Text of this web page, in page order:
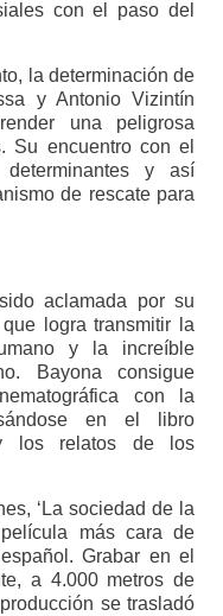
con el paso del
la determinación de
y Antonio Vizintín
una peligrosa
Su encuentro con el
y así
de rescate para
aclamada por su
logra transmitir la
y la increíble
Bayona consigue
con la
en el libro
los relatos de los
‘La sociedad de la
más cara de
Grabar en el
a 4.000 metros de
se trasladó